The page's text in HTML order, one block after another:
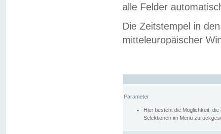
alle Felder
Die Zeitstempel in
mitteleuropäischer
Parameter
Hier besteht die Möglichkeit,
Selektionen im Menü